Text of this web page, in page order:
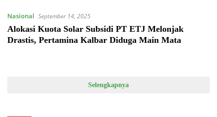
Nasional September 14, 2025
Alokasi Kuota Solar Subsidi PT ETJ Melonjak
Drastis, Pertamina Kalbar Diduga Main Mata
Selengkapnya